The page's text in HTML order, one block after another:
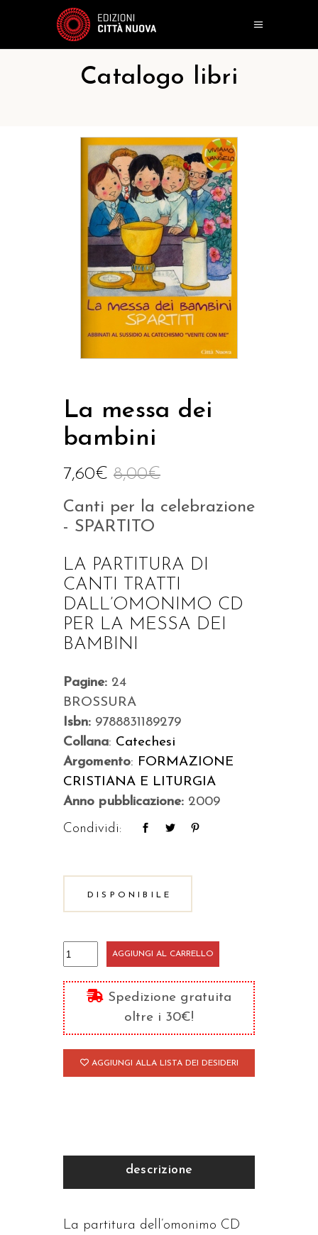
Catalogo libri
La messa dei
bambini
8,00€
7,60€
Canti per la celebrazione
- SPARTITO
LA PARTITURA DI
CANTI TRATTI
DALL’OMONIMO CD
PER LA MESSA DEI
BAMBINI
Pagine: 24
BROSSURA
Isbn: 9788831189279
Collana: Catechesi
Argomento: FORMAZIONE
CRISTIANA E LITURGIA
Anno pubblicazione: 2009
Condividi:
DISPONIBILE
La
messa
dei
bambini
quantità
AGGIUNGI AL CARRELLO
Spedizione gratuita
oltre i 30€!
AGGIUNGI ALLA LISTA DEI DESIDERI
descrizione
La partitura dell’omonimo CD